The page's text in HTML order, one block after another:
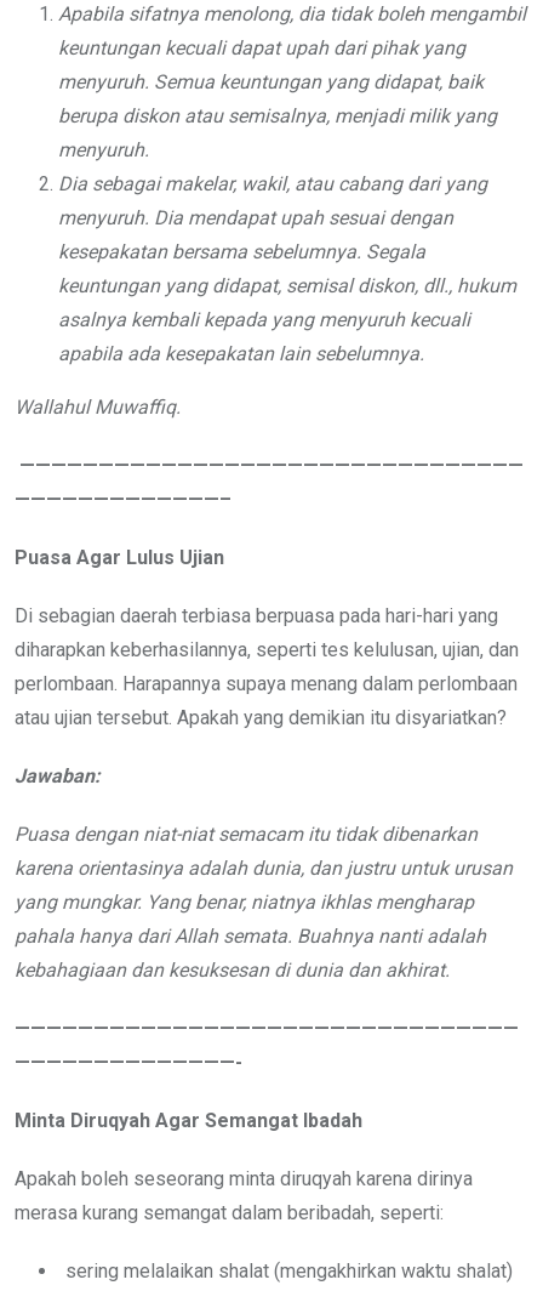
Apabila sifatnya menolong, dia tidak boleh mengambil
keuntungan kecuali dapat upah dari pihak yang
menyuruh. Semua keuntungan yang didapat, baik
berupa diskon atau semisalnya, menjadi milik yang
menyuruh.
Dia sebagai makelar, wakil, atau cabang dari yang
menyuruh. Dia mendapat upah sesuai dengan
kesepakatan bersama sebelumnya. Segala
keuntungan yang didapat, semisal diskon, dll., hukum
asalnya kembali kepada yang menyuruh kecuali
apabila ada kesepakatan lain sebelumnya.
Wallahul Muwaffiq.
————————————————————————————————
—————————————–
Puasa Agar Lulus Ujian
Di sebagian daerah terbiasa berpuasa pada hari-hari yang
diharapkan keberhasilannya, seperti tes kelulusan, ujian, dan
perlombaan. Harapannya supaya menang dalam perlombaan
atau ujian tersebut. Apakah yang demikian itu disyariatkan?
Jawaban:
Puasa dengan niat-niat semacam itu tidak dibenarkan
karena orientasinya adalah dunia, dan justru untuk urusan
yang mungkar. Yang benar, niatnya ikhlas mengharap
pahala hanya dari Allah semata. Buahnya nanti adalah
kebahagiaan dan kesuksesan di dunia dan akhirat.
————————————————————————————————
——————————————-
Minta Diruqyah Agar Semangat Ibadah
Apakah boleh seseorang minta diruqyah karena dirinya
merasa kurang semangat dalam beribadah, seperti:
sering melalaikan shalat (mengakhirkan waktu shalat)